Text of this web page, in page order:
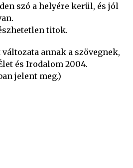
szó a helyére kerül, és jól
titok.
annak a szövegnek,
és Irodalom 2004.
jelent meg.)